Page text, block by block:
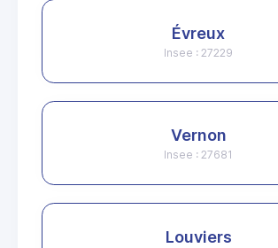
Évreux
Insee : 27229
Vernon
Insee : 27681
Louviers